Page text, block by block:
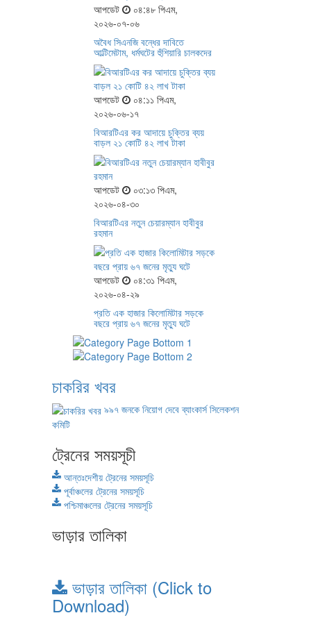
আপডেট
০৪:৪৮ পিএম,
২০২৬-০৭-০৬
অবৈধ সিএনজি বন্ধের দাবিতে
আল্টিমেটাম, ধর্মঘটের হুঁশিয়ারি চালকদের
আপডেট
০৪:১১ পিএম,
২০২৬-০৬-১৭
বিআরটিএর কর আদায়ে চুক্তির ব্যয়
বাড়ল ২১ কোটি ৪২ লাখ টাকা
আপডেট
০৩:১৩ পিএম,
২০২৬-০৪-৩০
বিআরটিএর নতুন চেয়ারম্যান হাবীবুর
রহমান
আপডেট
০৪:৩১ পিএম,
২০২৬-০৪-২৯
প্রতি এক হাজার কিলোমিটার সড়কে
বছরে প্রায় ৬৭ জনের মৃত্যু ঘটে
চাকরির খবর
৯৯৭ জনকে নিয়োগ দেবে ব্যাংকার্স সিলেকশন
কমিটি
ট্রেনের সময়সূচী
আন্তঃদেশীয় ট্রেনের সময়সূচি
পূর্বাঞ্চলের ট্রেনের সময়সূচি
পশ্চিমাঞ্চলের ট্রেনের সময়সূচি
ভাড়ার তালিকা
ভাড়ার তালিকা (Click to
Download)